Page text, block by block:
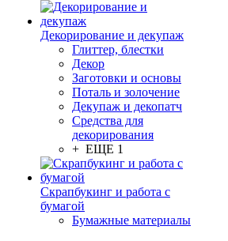
Декорирование и декупаж
Глиттер, блестки
Декор
Заготовки и основы
Поталь и золочение
Декупаж и декопатч
Средства для
декорирования
+ ЕЩЕ 1
Скрапбукинг и работа с
бумагой
Бумажные материалы